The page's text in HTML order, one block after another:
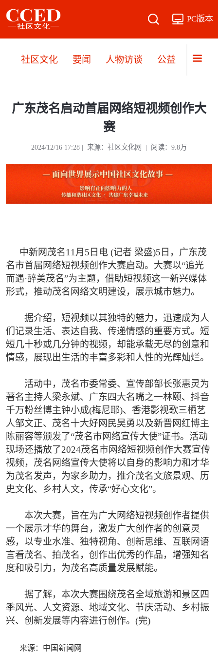
PC版本
社区文化 要闻 人物访谈 公益 文旅
广东茂名启动首届网络短视频创作大
赛
2024/12/16 17:28 | 来源：社区文化网 | 阅读：9.8万
中新网茂名11月5日电 (记者 梁盛)5日，广东茂
名市首届网络短视频创作大赛启动。大赛以“追光
而遇·醉美茂名”为主题，借助短视频这一新兴媒体
形式，推动茂名网络文明建设，展示城市魅力。
据介绍，短视频以其独特的魅力，迅速成为人
们记录生活、表达自我、传递情感的重要方式。短
短几十秒或几分钟的视频，却能承载无尽的创意和
情感，展现出生活的丰富多彩和人性的光辉灿烂。
活动中，茂名市委常委、宣传部部长张惠灵为
著名主持人梁永斌、广东四大名嘴之一林颐、抖音
千万粉丝博主钟小成(梅尼耶)、香港影视歌三栖艺
人邹文正、茂名十大好网民吴勇以及新晋网红博主
陈丽容等颁发了“茂名市网络宣传大使”证书。活动
现场还播放了2024茂名市网络短视频创作大赛宣传
视频，茂名网络宣传大使将以自身的影响力和才华
为茂名发声，为家乡助力，推介茂名文旅景观、历
史文化、乡村人文，传承“好心文化”。
本次大赛，旨在为广大网络短视频创作者提供
一个展示才华的舞台，激发广大创作者的创意灵
感，以专业水准、独特视角、创新思维、互联网语
言看茂名、拍茂名，创作出优秀的作品，增强知名
度和吸引力，为茂名高质量发展赋能。
据了解，本次大赛围绕茂名全域旅游和景区四
季风光、人文资源、地域文化、节庆活动、乡村振
兴、创新发展等内容进行创作。(完)
来源：中国新闻网